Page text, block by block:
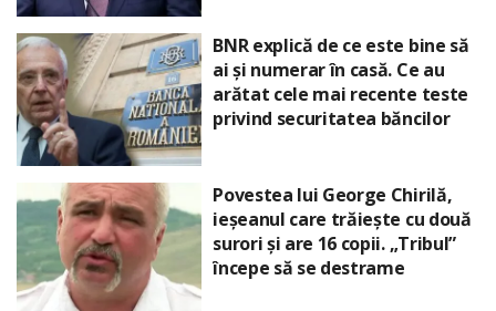
BNR explică de ce este bine să
ai și numerar în casă. Ce au
arătat cele mai recente teste
privind securitatea băncilor
Povestea lui George Chirilă,
ieșeanul care trăiește cu două
surori și are 16 copii. „Tribul”
începe să se destrame